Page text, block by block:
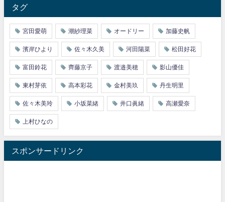
タグ
宮田愛萌 潮紗理菜 オードリー 加藤史帆
濱岸ひより 佐々木久美 河田陽菜 松田好花
富田鈴花 齊藤京子 渡邉美穂 影山優佳
東村芽依 高本彩花 金村美玖 丹生明里
佐々木美玲 小坂菜緒 井口眞緒 高瀬愛奈
上村ひなの
スポンサードリンク